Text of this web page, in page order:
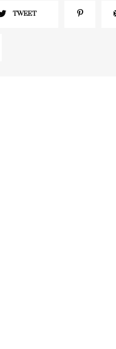
TWEET